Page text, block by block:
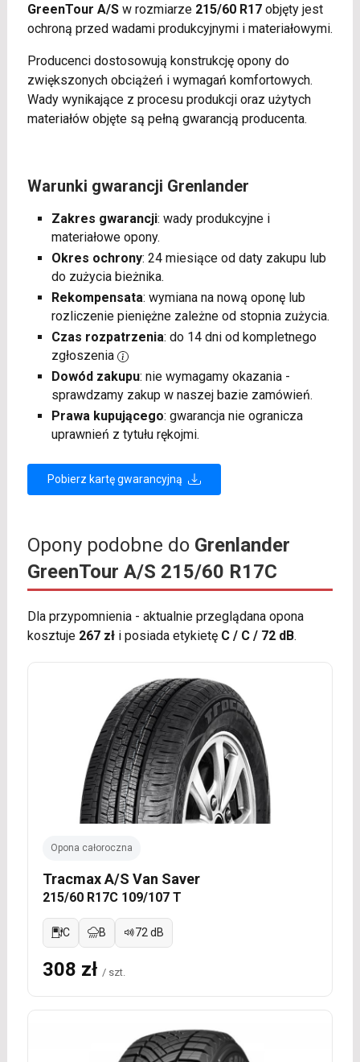
GreenTour A/Sw rozmiarze 215/60 R17objęty jest
ochroną przed wadami produkcyjnymi i materiałowymi.
Producenci dostosowują konstrukcję opony do
zwiększonych obciążeń i wymagań komfortowych.
Wady wynikające z procesu produkcji oraz użytych
materiałów objęte są pełną gwarancją producenta.
Warunki gwarancji Grenlander
Zakres gwarancji: wady produkcyjne i
materiałowe opony.
Okres ochrony: 24 miesiące od daty zakupu lub
do zużycia bieżnika.
Rekompensata: wymiana na nową oponę lub
rozliczenie pieniężne zależne od stopnia zużycia.
Czas rozpatrzenia: do 14 dni od kompletnego
zgłoszenia
Dowód zakupu: nie wymagamy okazania -
sprawdzamy zakup w naszej bazie zamówień.
Prawa kupującego: gwarancja nie ogranicza
uprawnień z tytułu rękojmi.
Pobierz kartę gwarancyjną
Opony podobne do Grenlander
GreenTour A/S 215/60 R17C
Dla przypomnienia - aktualnie przeglądana opona
kosztuje 267 złi posiada etykietę C / C / 72 dB.
Opona całoroczna
Tracmax A/S Van Saver
215/60 R17C 109/107 T
C B 72 dB
308 zł / szt.